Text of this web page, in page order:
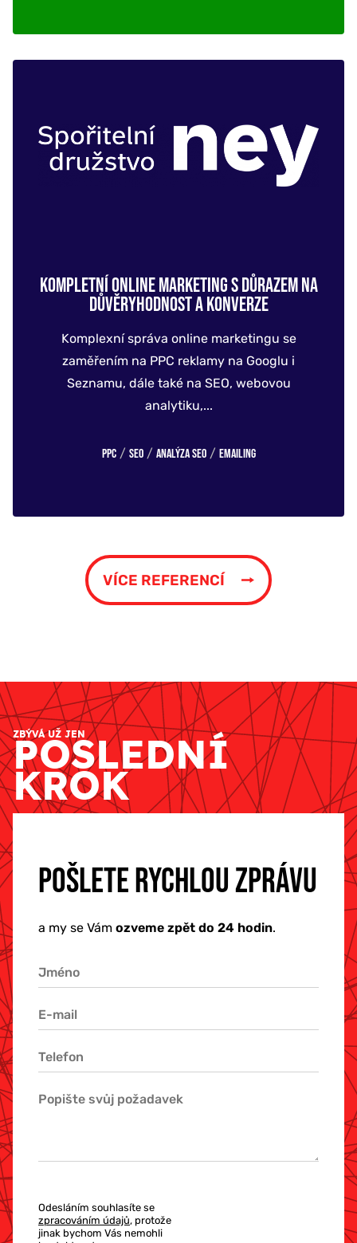
KOMPLETNÍ ONLINE MARKETING S DŮRAZEM NA
DŮVĚRYHODNOST A KONVERZE
Komplexní správa online marketingu se
zaměřením na PPC reklamy na Googlu i
Seznamu, dále také na SEO, webovou
analytiku,...
PPC / SEO / Analýza SEO / Emailing
VÍCE REFERENCÍ
ZBÝVÁ UŽ JEN
POSLEDNÍ
KROK
POŠLETE RYCHLOU ZPRÁVU
a my se Vám ozveme zpět do 24 hodin.
Odesláním souhlasíte se
zpracováním údajů, protože
jinak bychom Vás nemohli